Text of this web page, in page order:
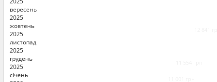
вересень
2025
жовтень
2025
листопад
2025
грудень
2025
січень